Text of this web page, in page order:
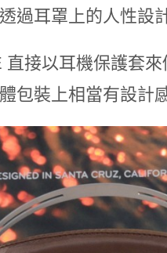
過耳罩上的人性設
接以耳機保護套
包裝上相當有設計